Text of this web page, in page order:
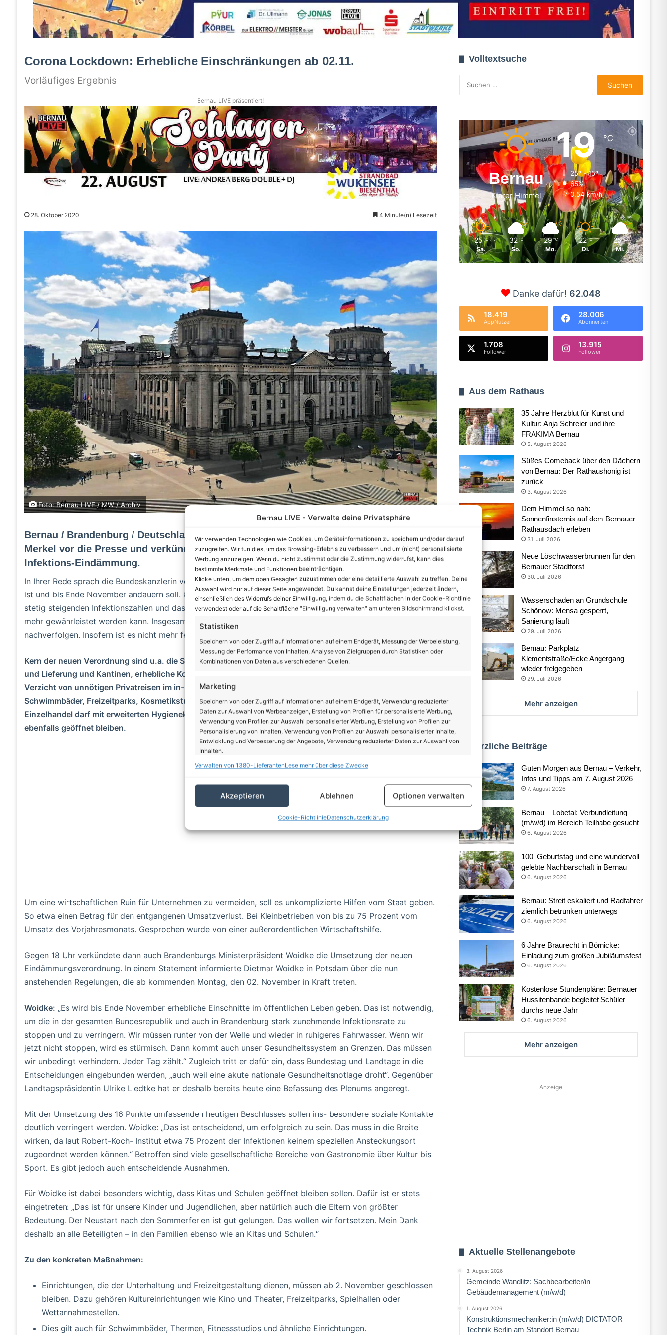
Bernau LIVE - Verwalte deine Privatsphäre
Wir verwenden Technologien wie Cookies, um Geräteinformationen zu speichern und/oder darauf
zuzugreifen. Wir tun dies, um das Browsing-Erlebnis zu verbessern und um (nicht) personalisierte
Werbung anzuzeigen. Wenn du nicht zustimmst oder die Zustimmung widerrufst, kann dies
bestimmte Merkmale und Funktionen beeinträchtigen.
Klicke unten, um dem oben Gesagten zuzustimmen oder eine detaillierte Auswahl zu treffen. Deine
Auswahl wird nur auf dieser Seite angewendet. Du kannst deine Einstellungen jederzeit ändern,
einschließlich des Widerrufs deiner Einwilligung, indem du die Schaltflächen in der Cookie-Richtlinie
verwendest oder auf die Schaltfläche "Einwilligung verwalten" am unteren Bildschirmrand klickst.
Statistiken
Speichern von oder Zugriff auf Informationen auf einem Endgerät, Messung der Werbeleistung,
Messung der Performance von Inhalten, Analyse von Zielgruppen durch Statistiken oder
Kombinationen von Daten aus verschiedenen Quellen.
Marketing
Speichern von oder Zugriff auf Informationen auf einem Endgerät, Verwendung reduzierter
Daten zur Auswahl von Werbeanzeigen, Erstellung von Profilen für personalisierte Werbung,
Verwendung von Profilen zur Auswahl personalisierter Werbung, Erstellung von Profilen zur
Personalisierung von Inhalten, Verwendung von Profilen zur Auswahl personalisierter Inhalte,
Entwicklung und Verbesserung der Angebote, Verwendung reduzierter Daten zur Auswahl von
Inhalten.
Abgleichung und Kombination von Daten aus unterschiedlichen Quellen,
Verknüpfung verschiedener Endgeräte, Identifikation von Endgeräten anhand
Gewährleistung der Sicherheit, Verhinderung und Aufdeckung
Immer aktiv
Verwalten von 1380-LieferantenLese mehr über diese Zwecke
Akzeptieren Ablehnen Optionen verwalten
Cookie-RichtlinieDatenschutzerklärung
Corona Lockdown: Erhebliche Einschränkungen ab 02.11.
Vorläufiges Ergebnis
Bernau LIVE präsentiert!
28. Oktober 2020 4 Minute(n) Lesezeit
Foto: Bernau LIVE / MW / Archiv
Bernau / Brandenburg / Deutschland: Am heutigen späten Nachmittag trat Angela
Merkel vor die Presse und verkündete das Ergebnis der Beratungen zur Corona-
Infektions-Eindämmung.
In Ihrer Rede sprach die Bundeskanzlerin von einer „Nationalen Kraftanstrengung“, die leider nötig geworden
ist und bis Ende November andauern soll. Grund für den nun bevorstehenden Corona Lockdown sind u.a. die
stetig steigenden Infektionszahlen und das Problem, dass eine Kontaktverfolgung, bzw. die Zuordnung nicht
mehr gewährleistet werden kann. Insgesamt lassen sich aktuell nur noch 25% der Kontaktpersonen
nachverfolgen. Insofern ist es nicht mehr festzustellen, wo sich Menschen möglicherweise infiziert haben.
Kern der neuen Verordnung sind u.a. die Schließungen von gastronomischen Betrieben, ausser Abholung
und Lieferung und Kantinen, erhebliche Kontaktbeschränkungen, Veranstaltungsuntersagungen oder der
Verzicht von unnötigen Privatreisen im in- und Ausland. Geschlossen bleiben Kinos, Theater,
Schwimmbäder, Freizeitparks, Kosmetikstudios, Fitnessstudios, Diskotheken und ähnliches. Der Groß- und
Einzelhandel darf mit erweiterten Hygienekonzepten geöffnet bleiben. Schulen und Kindergärten sollen
ebenfalls geöffnet bleiben.
Anzeige
Um eine wirtschaftlichen Ruin für Unternehmen zu vermeiden, soll es unkomplizierte Hilfen vom Staat geben.
So etwa einen Betrag für den entgangenen Umsatzverlust. Bei Kleinbetrieben von bis zu 75 Prozent vom
Umsatz des Vorjahresmonats. Gesprochen wurde von einer außerordentlichen Wirtschaftshilfe.
Gegen 18 Uhr verkündete dann auch Brandenburgs Ministerpräsident Woidke die Umsetzung der neuen
Eindämmungsverordnung. In einem Statement informierte Dietmar Woidke in Potsdam über die nun
anstehenden Regelungen, die ab kommenden Montag, den 02. November in Kraft treten.
Woidke: „Es wird bis Ende November erhebliche Einschnitte im öffentlichen Leben geben. Das ist notwendig,
um die in der gesamten Bundesrepublik und auch in Brandenburg stark zunehmende Infektionsrate zu
stoppen und zu verringern. Wir müssen runter von der Welle und wieder in ruhigeres Fahrwasser. Wenn wir
jetzt nicht stoppen, wird es stürmisch. Dann kommt auch unser Gesundheitssystem an Grenzen. Das müssen
wir unbedingt verhindern. Jeder Tag zählt.“ Zugleich tritt er dafür ein, dass Bundestag und Landtage in die
Entscheidungen eingebunden werden, „auch weil eine akute nationale Gesundheitsnotlage droht“. Gegenüber
Landtagspräsidentin Ulrike Liedtke hat er deshalb bereits heute eine Befassung des Plenums angeregt.
Mit der Umsetzung des 16 Punkte umfassenden heutigen Beschlusses sollen ins- besondere soziale Kontakte
deutlich verringert werden. Woidke: „Das ist entscheidend, um erfolgreich zu sein. Das muss in die Breite
wirken, da laut Robert-Koch- Institut etwa 75 Prozent der Infektionen keinem speziellen Ansteckungsort
zugeordnet werden können.“ Betroffen sind viele gesellschaftliche Bereiche von Gastronomie über Kultur bis
Sport. Es gibt jedoch auch entscheidende Ausnahmen.
Für Woidke ist dabei besonders wichtig, dass Kitas und Schulen geöffnet bleiben sollen. Dafür ist er stets
eingetreten: „Das ist für unsere Kinder und Jugendlichen, aber natürlich auch die Eltern von größter
Bedeutung. Der Neustart nach den Sommerferien ist gut gelungen. Das wollen wir fortsetzen. Mein Dank
deshalb an alle Beteiligten – in den Familien ebenso wie an Kitas und Schulen.“
Zu den konkreten Maßnahmen:
Einrichtungen, die der Unterhaltung und Freizeitgestaltung dienen, müssen ab 2. November geschlossen
bleiben. Dazu gehören Kultureinrichtungen wie Kino und Theater, Freizeitparks, Spielhallen oder
Wettannahmestellen.
Dies gilt auch für Schwimmbäder, Thermen, Fitnessstudios und ähnliche Einrichtungen.
Volltextsuche
nach:
Bernau
Klarer Himmel
19℃
25º - 15º
65%
0.54 km/h
25 ℃
Sa.
32 ℃
So.
29 ℃
Mo.
22 ℃
Di.
25 ℃
Mi.
Danke dafür! 62.048
18.419
AppNutzer
28.006
Abonnenten
1.708
Follower
13.915
Follower
Aus dem Rathaus
35 Jahre Herzblut für Kunst und
Kultur: Anja Schreier und ihre
FRAKIMA Bernau
5. August 2026
Süßes Comeback über den Dächern
von Bernau: Der Rathaushonig ist
zurück
3. August 2026
Dem Himmel so nah:
Sonnenfinsternis auf dem Bernauer
Rathausdach erleben
31. Juli 2026
Neue Löschwasserbrunnen für den
Bernauer Stadtforst
30. Juli 2026
Wasserschaden an Grundschule
Schönow: Mensa gesperrt,
Sanierung läuft
29. Juli 2026
Bernau: Parkplatz
Klementstraße/Ecke Angergang
wieder freigegeben
29. Juli 2026
Mehr anzeigen
Kürzliche Beiträge
Guten Morgen aus Bernau – Verkehr,
Infos und Tipps am 7. August 2026
7. August 2026
Bernau – Lobetal: Verbundleitung
(m/w/d) im Bereich Teilhabe gesucht
6. August 2026
100. Geburtstag und eine wundervoll
gelebte Nachbarschaft in Bernau
6. August 2026
Bernau: Streit eskaliert und Radfahrer
ziemlich betrunken unterwegs
6. August 2026
6 Jahre Braurecht in Börnicke:
Einladung zum großen Jubiläumsfest
6. August 2026
Kostenlose Stundenpläne: Bernauer
Hussitenbande begleitet Schüler
durchs neue Jahr
6. August 2026
Mehr anzeigen
Anzeige
Aktuelle Stellenangebote
3. August 2026
Gemeinde Wandlitz: Sachbearbeiter/in
Gebäudemanagement (m/w/d)
1. August 2026
Konstruktionsmechaniker:in (m/w/d) DICTATOR
Technik Berlin am Standort Bernau